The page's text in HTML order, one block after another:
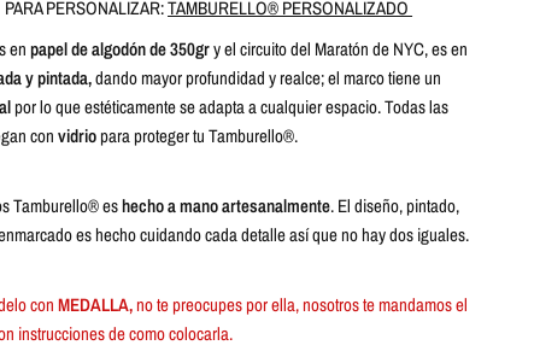
PERSONALIZAR:TAMBURELLO® PERSONALIZADO
enpapel dealgodón de 350gry el circuito del Maratón de NYC, es en
y pintada,dando mayor profundidad y realce; el marco tiene un
por lo que estéticamente se adapta a cualquier espacio. Todas las
convidriopara proteger tu Tamburello®.
Tamburello® eshecho a mano artesanalmente. El diseño, pintado,
es hecho cuidando cada detalle así que no hay dos iguales.
conMEDALLA,no te preocupes por ella, nosotros te mandamos el
instrucciones de como colocarla.